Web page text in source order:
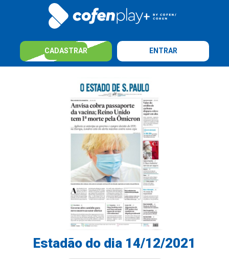
CADASTRAR ENTRAR
Estadão do dia 14/12/2021